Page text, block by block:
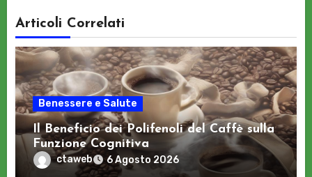
Articoli Correlati
Benessere e Salute
Il Beneficio dei Polifenoli del Caffè sulla
Funzione Cognitiva
ctaweb 6 Agosto 2026